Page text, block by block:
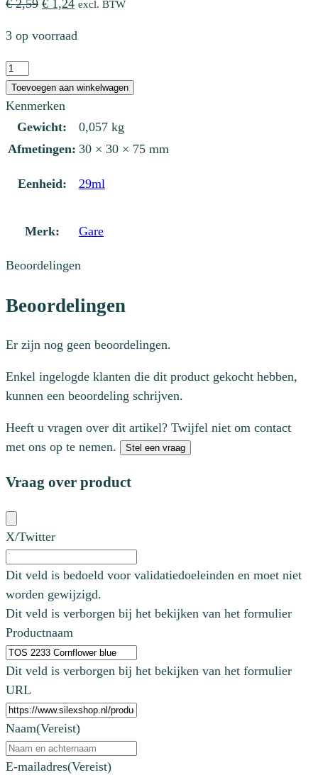
€2,59 Oorspronkelijke
was:
€ 1,24Huidige
is:
excl. BTW
3 op voorraad
TOS
2233
Cornflower
blue
aantal
Toevoegen aan winkelwagen
Kenmerken
Gewicht:
0,057 kg
Afmetingen: 30 × 30 × 75 mm
Eenheid: 29ml
Merk: Gare
Beoordelingen
Beoordelingen
Er zijn nog geen beoordelingen.
Enkel ingelogde klanten die dit product gekocht hebben,
kunnen een beoordeling schrijven.
Heeft u vragen over dit artikel? Twijfel niet om contact
met ons op te nemen.
Stel een vraag
Vraag over product
X/Twitter
Dit veld is bedoeld voor validatiedoeleinden en moet niet
worden gewijzigd.
Dit veld is verborgen bij het bekijken van het formulier
Productnaam
Dit veld is verborgen bij het bekijken van het formulier
URL
Naam(Vereist)
E-mailadres(Vereist)